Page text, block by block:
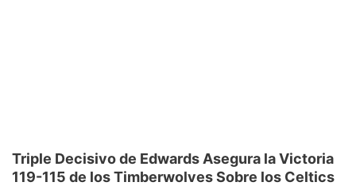
Triple Decisivo de Edwards Asegura la Victoria
119-115 de los Timberwolves Sobre los Celtics